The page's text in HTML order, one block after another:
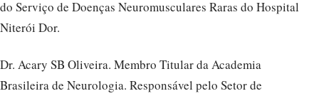
do Serviço de Doenças Neuromusculares Raras do Hospital
Niterói Dor.
Dr. Acary SB Oliveira. Membro Titular da Academia
Brasileira de Neurologia. Responsável pelo Setor de